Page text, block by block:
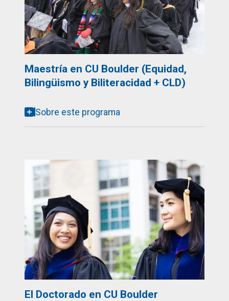
Maestría en CU Boulder (Equidad,
Bilingüismo y Biliteracidad + CLD)
Sobre este programa
El Doctorado en CU Boulder